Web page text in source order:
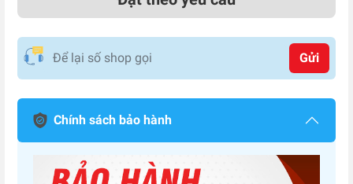
Gửi
Chính sách bảo hành